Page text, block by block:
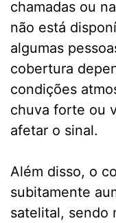
chamadas ou
não está
algumas
cobertura
condições
chuva forte ou
afetar o sinal.
Além disso, o
subitamente
satelital, sendo